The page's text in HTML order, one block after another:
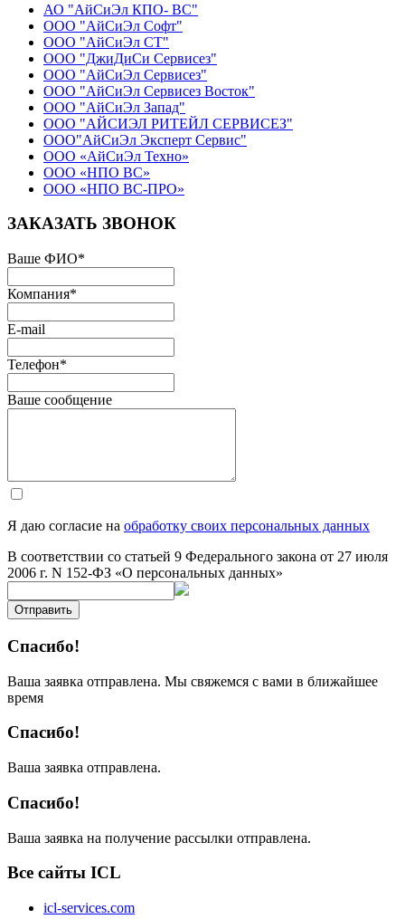
АО "АйСиЭл КПО- ВС"
ООО "АйСиЭл Софт"
ООО "АйСиЭл СТ"
ООО "ДжиДиСи Сервисез"
ООО "АйСиЭл Сервисез"
ООО "АйСиЭл Сервисез Восток"
ООО "АйСиЭл Запад"
ООО "АЙСИЭЛ РИТЕЙЛ СЕРВИСЕЗ"
ООО"АйСиЭл Эксперт Сервис"
ООО «АйСиЭл Техно»
ООО «НПО ВС»
ООО «НПО ВС-ПРО»
ЗАКАЗАТЬ ЗВОНОК
Ваше ФИО*
Компания*
E-mail
Телефон*
Ваше сообщение
Я даю согласие на обработку своих персональных данных
В соответствии со статьей 9 Федерального закона от 27 июля
2006 г. N 152-ФЗ «О персональных данных»
Отправить
Спасибо!
Ваша заявка отправлена. Мы свяжемся с вами в ближайшее
время
Спасибо!
Ваша заявка отправлена.
Спасибо!
Ваша заявка на получение рассылки отправлена.
Все сайты ICL
icl-services.com